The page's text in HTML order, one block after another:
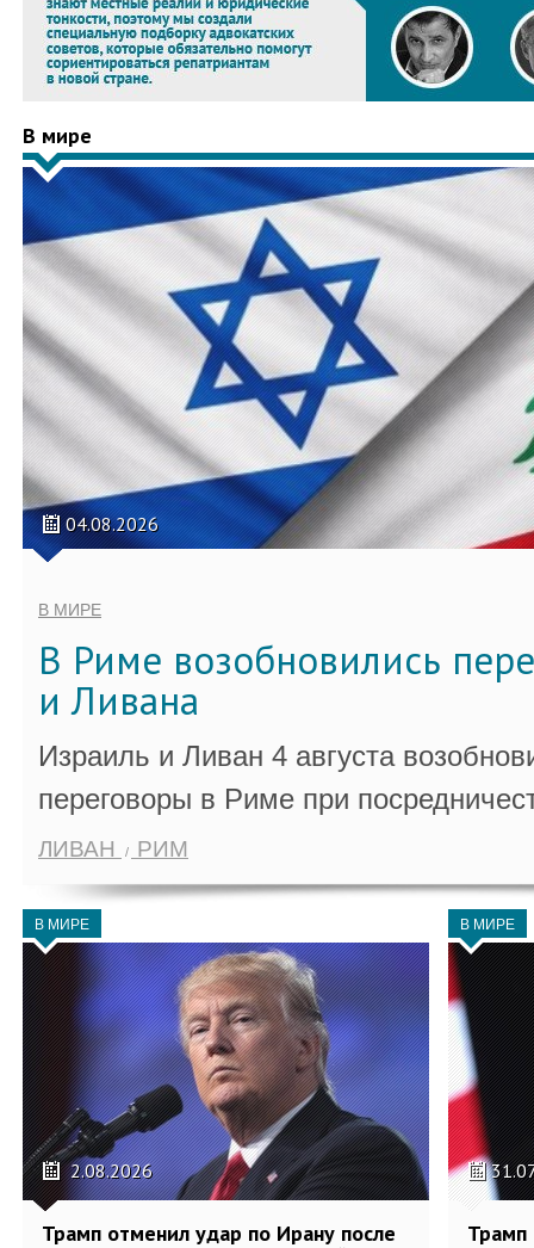
В мире
04.08.2026
В МИРЕ
В Риме возобновились
и Ливана
Израиль и Ливан 4 августа
переговоры в Риме при
ЛИВАН РИМ
В МИРЕ
2.08.2026
Трамп отменил удар по Ирану после
В МИРЕ
Трамп